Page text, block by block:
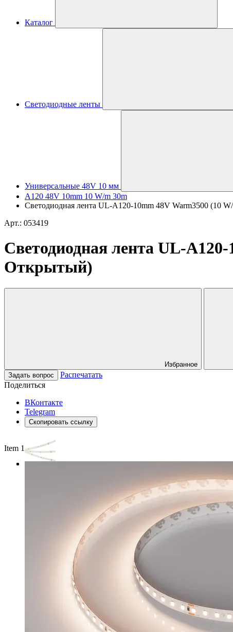
Каталог
Светодиодные ленты
Универсальные 48V 10 мм
A120 48V 10mm 10 W/m 30m
Светодиодная лента UL-A120-10mm 48V Warm3500 (10
Арт.: 053419
Светодиодная лента UL-
Открытый)
Избранное
Задать вопрос
Распечатать
Поделиться
ВКонтакте
Telegram
Скопировать ссылку
Item 1 of 3